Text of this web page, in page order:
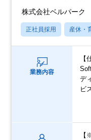
株式会社ベルパーク
正社員採用 産休・
業務内容
【
デ
ビ